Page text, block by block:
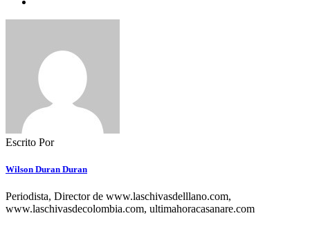
Escrito Por
Wilson Duran Duran
Periodista, Director de www.laschivasdelllano.com,
www.laschivasdecolombia.com, ultimahoracasanare.com